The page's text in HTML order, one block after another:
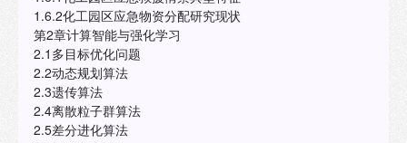
1.6.2化工园区应急物资分配研究现状
第2章计算智能与强化学习
2.1多目标优化问题
2.2动态规划算法
2.3遗传算法
2.4离散粒子群算法
2.5差分进化算法